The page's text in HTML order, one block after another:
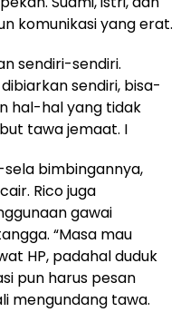
komunikasi yang erat.
sendiri-sendiri.
sendiri, bisa-
hal-hal yang tidak
tawa jemaat. I
bimbingannya,
Rico juga
gawai
“Masa mau
HP, padahal duduk
pun harus pesan
mengundang tawa.